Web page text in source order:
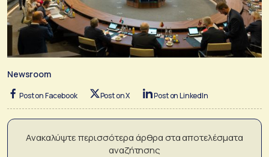
Newsroom
Post on Facebook Post on X Post on LinkedIn
Ανακαλύψτε περισσότερα άρθρα στα αποτελέσματα
αναζήτησης